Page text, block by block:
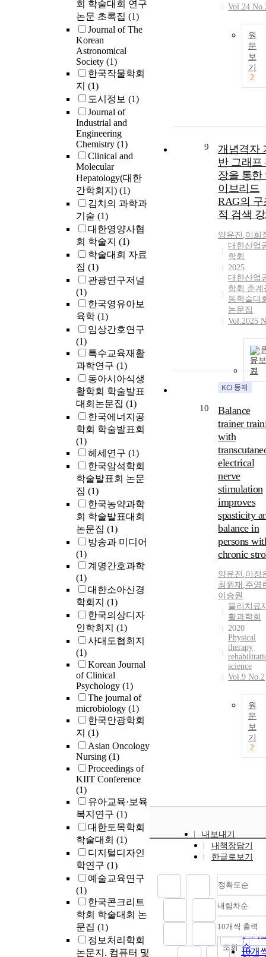
회 학술대회 연구
논문 초록집 (1)
Journal of The
Korean
Astronomical
Society (1)
한국작물학회
지 (1)
도시정보 (1)
Journal of
Industrial and
Engineering
Chemistry (1)
Clinical and
Molecular
Hepatology(대한
간학회지) (1)
김치의 과학과
기술 (1)
대한영양사협
회 학술지 (1)
학술대회 자료
집 (1)
관광연구저널
(1)
한국영유아보
육학 (1)
임상간호연구
(1)
특수교육재활
과학연구 (1)
동아시아식생
활학회 학술발표
대회논문집 (1)
한국에너지공
학회 학술발표회
(1)
헤세연구 (1)
한국암석학회
학술발표회 논문
집 (1)
한국농약과학
회 학술발표대회
논문집 (1)
방송과 미디어
(1)
계명간호과학
(1)
대한소아신경
학회지 (1)
한국의상디자
인학회지 (1)
사대도협회지
(1)
Korean Journal
of Clinical
Psychology (1)
The journal of
microbiology (1)
한국안광학회
지 (1)
Asian Oncology
Nursing (1)
Proceedings of
KIIT Conference
(1)
유아교육·보육
복지연구 (1)
대한토목학회
학술대회 (1)
디지털디자인
학연구 (1)
예술교육연구
(1)
한국콘크리트
학회 학술대회 논
문집 (1)
정보처리학회
논문지. 컴퓨터 및
Vol.24
원
문
보
기
2
9
개념격자
반 그래프
장을 통한
이브리드
RAG의 구
적 검색
양유진 ,이희
대한산업
학회
2025
대한산업
학회 춘계
동학술대
논문집
Vol.2025
문보
기
10
Balance
trainer
with
electrical
nerve
stimulation
improves
spasticity
balance in
persons
chronic
양유진 ,이정
최원재 ,주영
이승원
물리치료
활과학회
2020
Physical
therapy
science
Vol.9 No.2
원
문
보
기
2
내보내기
내책장담기
한글로보기
정확도순
정확
순
인기
순
내림차순
내림
10개씩 출력
10개
조회